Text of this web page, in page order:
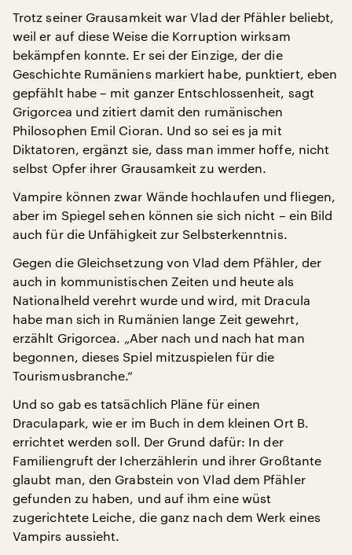
Trotz seiner Grausamkeit war Vlad der Pfähler beliebt,
weil er auf diese Weise die Korruption wirksam
bekämpfen konnte. Er sei der Einzige, der die
Geschichte Rumäniens markiert habe, punktiert, eben
gepfählt habe – mit ganzer Entschlossenheit, sagt
Grigorcea und zitiert damit den rumänischen
Philosophen Emil Cioran. Und so sei es ja mit
Diktatoren, ergänzt sie, dass man immer hoffe, nicht
selbst Opfer ihrer Grausamkeit zu werden.
Vampire können zwar Wände hochlaufen und fliegen,
aber im Spiegel sehen können sie sich nicht – ein Bild
auch für die Unfähigkeit zur Selbsterkenntnis.
Gegen die Gleichsetzung von Vlad dem Pfähler, der
auch in kommunistischen Zeiten und heute als
Nationalheld verehrt wurde und wird, mit Dracula
habe man sich in Rumänien lange Zeit gewehrt,
erzählt Grigorcea. „Aber nach und nach hat man
begonnen, dieses Spiel mitzuspielen für die
Tourismusbranche.“
Und so gab es tatsächlich Pläne für einen
Draculapark, wie er im Buch in dem kleinen Ort B.
errichtet werden soll. Der Grund dafür: In der
Familiengruft der Icherzählerin und ihrer Großtante
glaubt man, den Grabstein von Vlad dem Pfähler
gefunden zu haben, und auf ihm eine wüst
zugerichtete Leiche, die ganz nach dem Werk eines
Vampirs aussieht.